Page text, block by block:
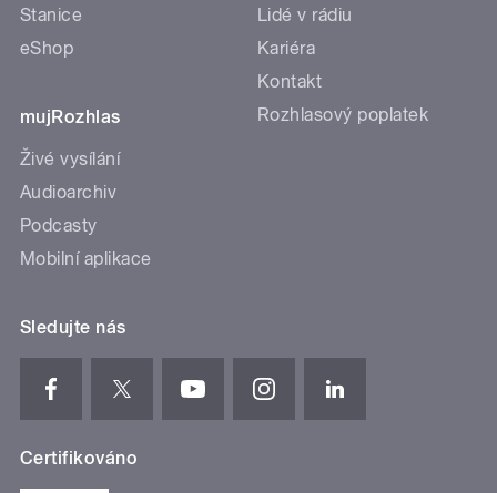
Stanice
eShop
mujRozhlas
Živé vysílání
Audioarchiv
Podcasty
Mobilní aplikace
Lidé v rádiu
Kariéra
Kontakt
Rozhlasový poplatek
Sledujte nás
Certifikováno